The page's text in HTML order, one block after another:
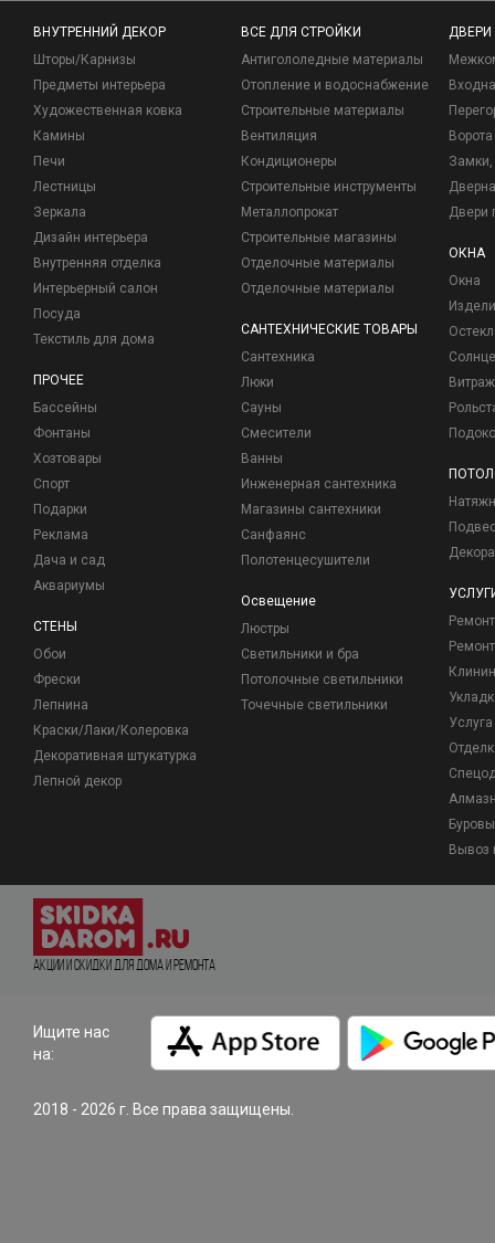
ВНУТРЕННИЙ ДЕКОР
Шторы/Карнизы
Предметы интерьера
Художественная ковка
Камины
Печи
Лестницы
Зеркала
Дизайн интерьера
Внутренняя отделка
Интерьерный салон
Посуда
Текстиль для дома
ПРОЧЕЕ
Бассейны
Фонтаны
Хозтовары
Спорт
Подарки
Реклама
Дача и сад
Аквариумы
СТЕНЫ
Обои
Фрески
Лепнина
Краски/Лаки/Колеровка
Декоративная штукатурка
Лепной декор
ВСЕ ДЛЯ СТРОЙКИ
Антигололедные материалы
Отопление и водоснабжение
Строительные материалы
Вентиляция
Кондиционеры
Строительные инструменты
Металлопрокат
Строительные магазины
Отделочные материалы
Отделочные материалы
САНТЕХНИЧЕСКИЕ ТОВАРЫ
Сантехника
Люки
Сауны
Смесители
Ванны
Инженерная сантехника
Магазины сантехники
Санфаянс
Полотенцесушители
Освещение
Люстры
Светильники и бра
Потолочные светильники
Точечные светильники
ДВЕРИ
Ворота
Замки,
Двери
ОКНА
Окна
Вывоз
Акции и Скидки для дома и ремонта
Ищите нас
на:
2018 - 2026 г. Все права защищены.